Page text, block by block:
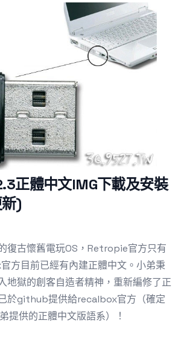
正體中文IMG下載及安裝
)
復古懷舊電玩OS，Retropie官方只有
方目前已經有內建正體中文。小弟秉
地獄的創客自造者精神，重新編修了正
於github提供給recalbox官方（確定
提供的正體中文版語系）！